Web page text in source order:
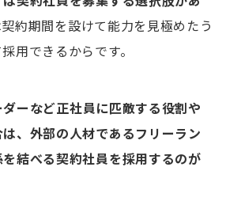
約期間を設けて能力を見極めたう
用できるからです。
ーなど正社員に匹敵する役割や
、外部の人材であるフリーラン
結べる契約社員を採用するのが